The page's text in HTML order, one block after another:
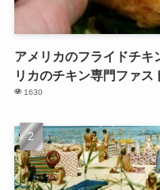
アメリカのフライドチキ
リカのチキン専門ファス
1630